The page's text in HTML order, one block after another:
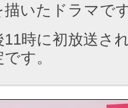
描いたドラマで
11時に初放送さ
す。